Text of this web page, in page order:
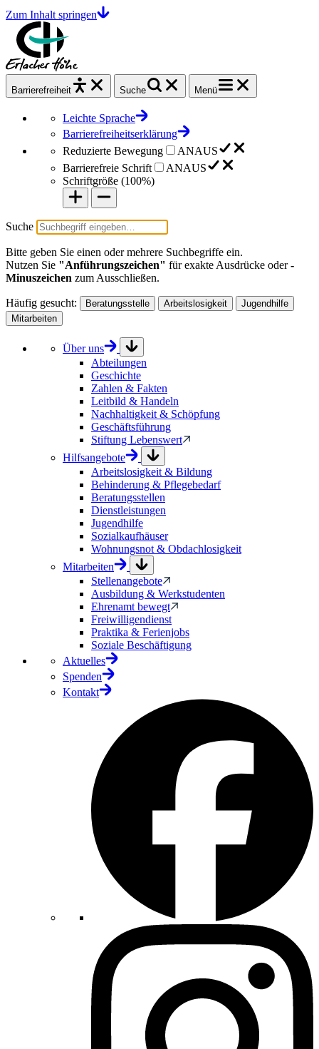
Zum Inhalt springen
Barrierefrei heit Suche Menü
Leichte Sprache
Barrierefreiheitserklärung
Reduzierte Bewegung
ANAUS
Barrierefreie Schrift
ANAUS
Schriftgröße (100%)
Suche
Bitte geben Sie einen oder mehrere Suchbegriffe ein.
Nutzen Sie "Anführungszeichen" für exakte Ausdrücke oder-
Minuszeichen zum Ausschließen.
Häufig gesucht: Beratungsstelle Arbeitslosigkeit
Jugendhilfe
Mitarbeiten
Über uns
Abteilungen
Geschichte
Zahlen & Fakten
Leitbild & Handeln
Nachhaltigkeit & Schöpfung
Geschäftsführung
Stiftung Lebenswert
Hilfsangebote
Arbeitslosigkeit & Bildung
Behinderung & Pflegebedarf
Beratungsstellen
Dienstleistungen
Jugendhilfe
Sozialkaufhäuser
Wohnungsnot & Obdachlosigkeit
Mitarbeiten
Stellenangebote
Ausbildung & Werkstudenten
Ehrenamt bewegt
Freiwilligendienst
Praktika & Ferienjobs
Soziale Beschäftigung
Aktuelles
Spenden
Kontakt